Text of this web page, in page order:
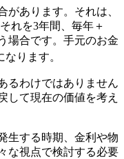
があります。それは、
れを3年間、毎年＋
場合です。手元のお金
なります。
るわけではありません
して現在の価値を考え
生する時期、金利や物
な視点で検討する必要